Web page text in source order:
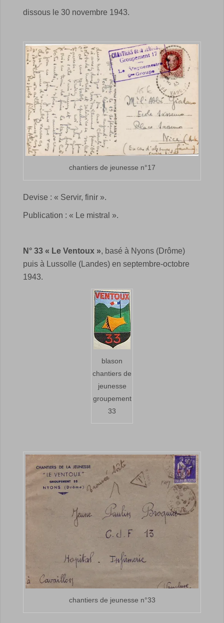
dissous le 30 novembre 1943.
chantiers de jeunesse n°17
Devise : « Servir, finir ».
Publication : « Le mistral ».
N° 33 « Le Ventoux », basé à Nyons (Drôme)
puis à Lussolle (Landes) en septembre-octobre
1943.
blason
chantiers de
jeunesse
groupement
33
chantiers de jeunesse n°33